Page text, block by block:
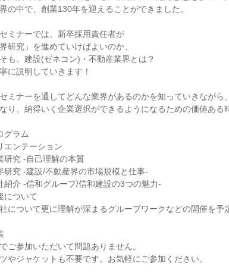
の中で、創業130年を迎えることができました。
ミナーでは、新卒採用責任者が
界研究」を進めていけばよいのか、
も、建設(ゼネコン)・不動産業界とは？
に説明していきます！
ミナーを通してどんな業界があるのかを知っていきながら
り、納得いく企業選択ができるようになるための価値ある
グラム
エンテーション
研究 -自己理解の本質
研究 -建設/不動産界の市場規模と仕事-
紹介 -信和グループ/信和建設の3つの魅力-
について
について更に理解が深まるグループワークなどの開催を予
ご参加いただいて問題ありません。
やジャケットも不要です。お気軽にご参加ください。